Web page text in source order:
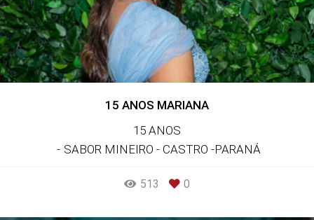
15 ANOS MARIANA
15 ANOS
SABOR MINEIRO - CASTRO -PARANÁ
513 0